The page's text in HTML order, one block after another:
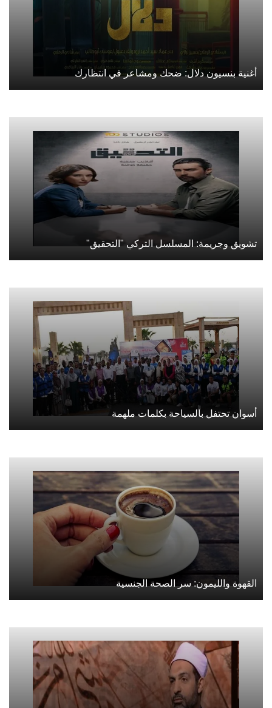
أغنية بنسيون دلال: ضحك ومشاعر في انتظارك
تشويق وجريمة: المسلسل التركي "التحقيق"
أسوان تحتفل بالسياحة بكلمات ملهمة
القهوة والليمون: سر الصحة الجنسية